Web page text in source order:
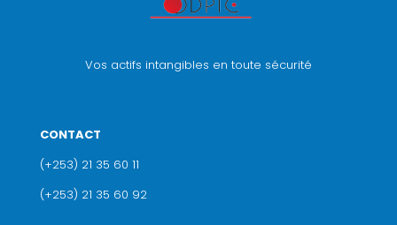
Vos actifs intangibles en toute sécurité
CONTACT
(+253) 21 35 60 11
(+253) 21 35 60 92